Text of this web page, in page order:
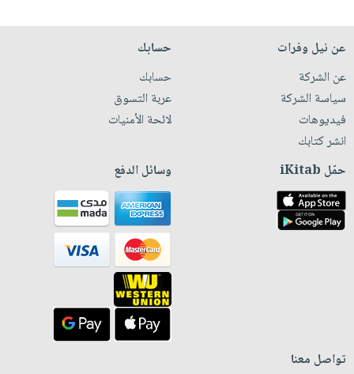
عن نيل وفرات
عن الشركة
سياسة الشركة
فيديوهات
انشر كتابك
حسابك
حسابك
عربة التسوق
لائحة الأمنيات
حمّل iKitab وسائل الدفع
تواصل معنا